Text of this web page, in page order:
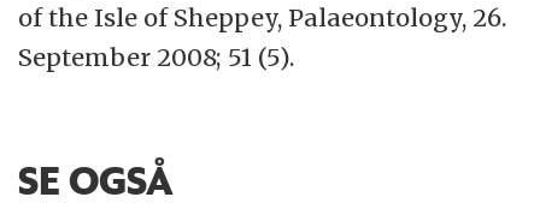
of the Isle of Sheppey, Palaeontology, 26.
September 2008; 51 (5).
SE OGSÅ